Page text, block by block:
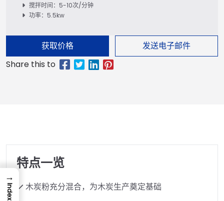
搅拌时间：5-10次/分钟
功率：5.5kw
获取价格 发送电子邮件
特点一览
木炭粉充分混合，为木炭生产奠定基础
→
Index